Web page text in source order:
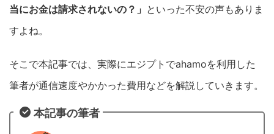
当にお金は請求されないの？」 といった不安の声もありま
すよね。
そこで本記事では、実際にエジプトでahamoを利用した
筆者が通信速度やかかった費用などを解説していきます。
本記事の筆者